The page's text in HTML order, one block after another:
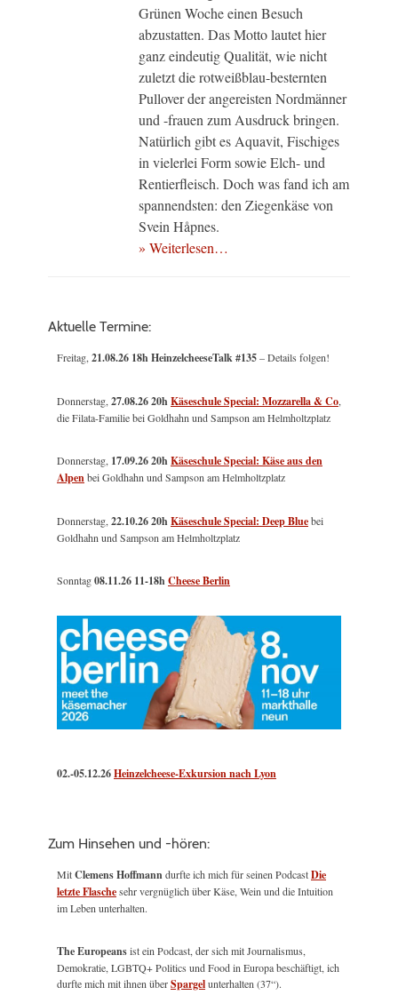
Grünen Woche einen Besuch
abzustatten. Das Motto lautet hier
ganz eindeutig Qualität, wie nicht
zuletzt die rotweißblau-besternten
Pullover der angereisten Nordmänner
und -frauen zum Ausdruck bringen.
Natürlich gibt es Aquavit, Fischiges
in vielerlei Form sowie Elch- und
Rentierfleisch. Doch was fand ich am
spannendsten: den Ziegenkäse von
Svein Håpnes.
» Weiterlesen…
Aktuelle Termine:
Freitag,21.08.26 18h HeinzelcheeseTalk #135– Details folgen!
Donnerstag,27.08.26 20hKäseschule Special: Mozzarella & Co,
die Filata-Familie bei Goldhahn und Sampson am Helmholtzplatz
Donnerstag, 17.09.26 20hKäseschule Special: Käse aus den
Alpenbei Goldhahn und Sampson am Helmholtzplatz
Donnerstag,22.10.26 20hKäseschule Special: Deep Bluebei
Goldhahn und Sampson am Helmholtzplatz
Sonntag08.11.26 11-18hCheese Berlin
02.-05.12.26Heinzelcheese-Exkursion nach Lyon
Zum Hinsehen und -hören:
MitClemens Hoffmanndurfte ich mich für seinen PodcastDie
letzte Flaschesehr vergnüglich über Käse, Wein und die Intuition
im Leben unterhalten.
The Europeansist ein Podcast, der sich mit Journalismus,
Demokratie, LGBTQ+ Politics und Food in Europa beschäftigt, ich
durfte mich mit ihnen überSpargelunterhalten (37“).